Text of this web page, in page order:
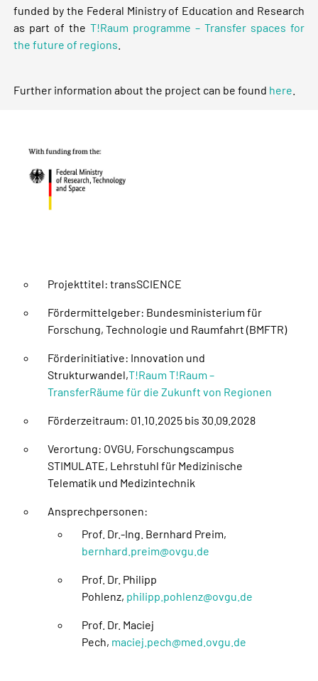
funded by the Federal Ministry of Education and Research
as part of theT!Raum programme – Transfer spaces for
the future of regions
Further information about the project can be found here
Projekttitel: transSCIENCE
Fördermittelgeber: Bundesministerium für
Forschung, Technologie und Raumfahrt (BMFTR)
Förderinitiative: Innovation und
Strukturwandel,T!Raum T!Raum –
TransferRäume für die Zukunft von Regionen
Förderzeitraum: 01.10.2025 bis 30.09.2028
Verortung: OVGU, Forschungscampus
STIMULATE, Lehrstuhl für Medizinische
Telematik und Medizintechnik
Ansprechpersonen:
Prof. Dr.-Ing. Bernhard Preim,
bernhard.preim@ovgu.de
Prof. Dr. Philipp
Pohlenz, philipp.pohlenz@ovgu.de
Prof. Dr. Maciej
Pech, maciej.pech@med.ovgu.de